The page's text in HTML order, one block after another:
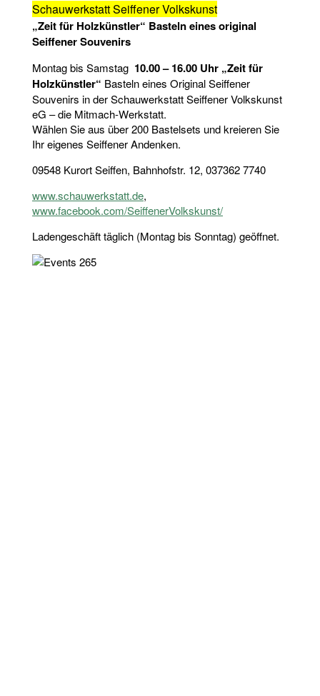
Schauwerkstatt Seiffener Volkskunst
„Zeit für Holzkünstler“ Basteln eines original
Seiffener Souvenirs
Montag bis Samstag 10.00 – 16.00 Uhr „Zeit für
Holzkünstler“ Basteln eines Original Seiffener
Souvenirs in der Schauwerkstatt Seiffener Volkskunst
eG – die Mitmach-Werkstatt.
Wählen Sie aus über 200 Bastelsets und kreieren Sie
Ihr eigenes Seiffener Andenken.
09548 Kurort Seiffen, Bahnhofstr. 12, 037362 7740
www.schauwerkstatt.de,
www.facebook.com/SeiffenerVolkskunst/
Ladengeschäft täglich (Montag bis Sonntag) geöffnet.